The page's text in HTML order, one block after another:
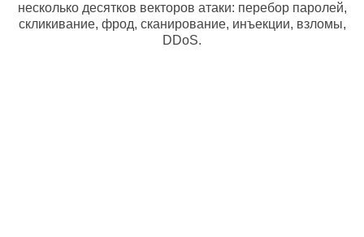
несколько десятков векторов атаки: перебор паролей,
скликивание, фрод, сканирование, инъекции, взломы,
DDoS.